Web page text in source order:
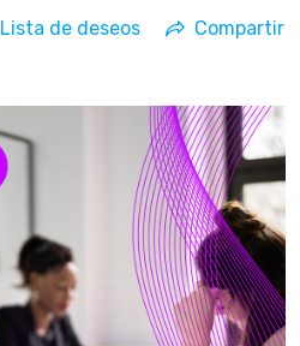
Lista de deseos Compartir